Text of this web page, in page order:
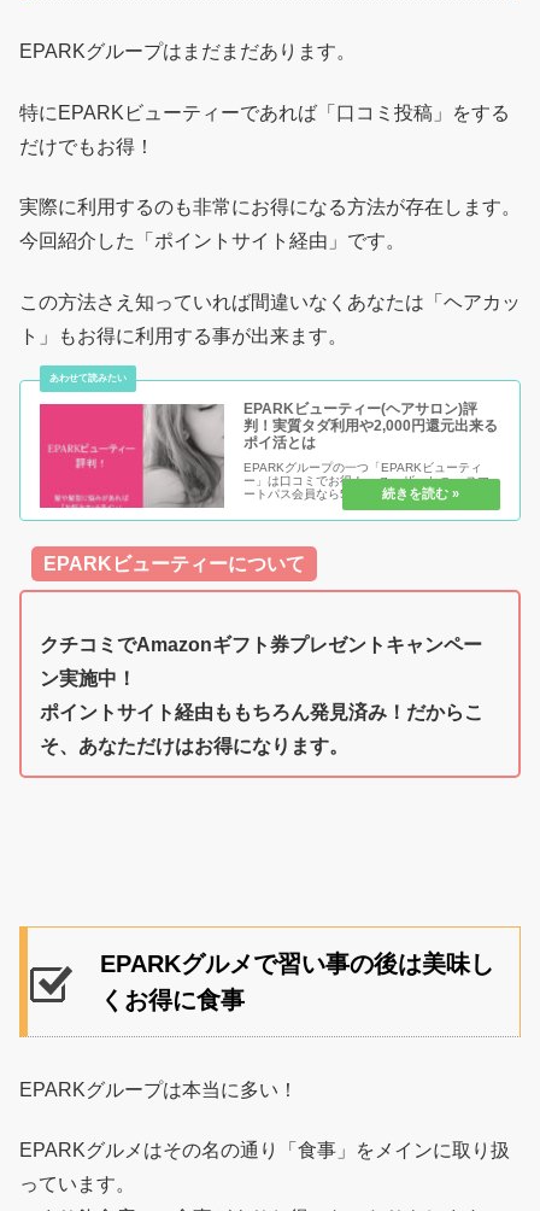
EPARKグループはまだまだあります。
特にEPARKビューティーであれば「口コミ投稿」をする
だけでもお得！
実際に利用するのも非常にお得になる方法が存在します。
今回紹介した「ポイントサイト経由」です。
この方法さえ知っていれば間違いなくあなたは「ヘアカッ
ト」もお得に利用する事が出来ます。
EPARKビューティー(ヘアサロン)評
判！実質タダ利用や2,000円還元出来る
ポイ活とは
EPARKグループの一つ「EPARKビューティ
ー」は口コミでお得！auユーザーかつauスマ
ートパス会員なら500円割引！ANAやJALのマ
イルが欲しい人も必見！？EPARKビューティ
ーの知られざるお得要素を知れば更に「あなた
EPARKビューティーについて
クチコミでAmazonギフト券プレゼントキャンペー
ン実施中！
ポイントサイト経由ももちろん発見済み！だからこ
そ、あなただけはお得になります。
EPARKグルメで習い事の後は美味し
くお得に食事
EPARKグループは本当に多い！
EPARKグルメはその名の通り「食事」をメインに取り扱
っています。